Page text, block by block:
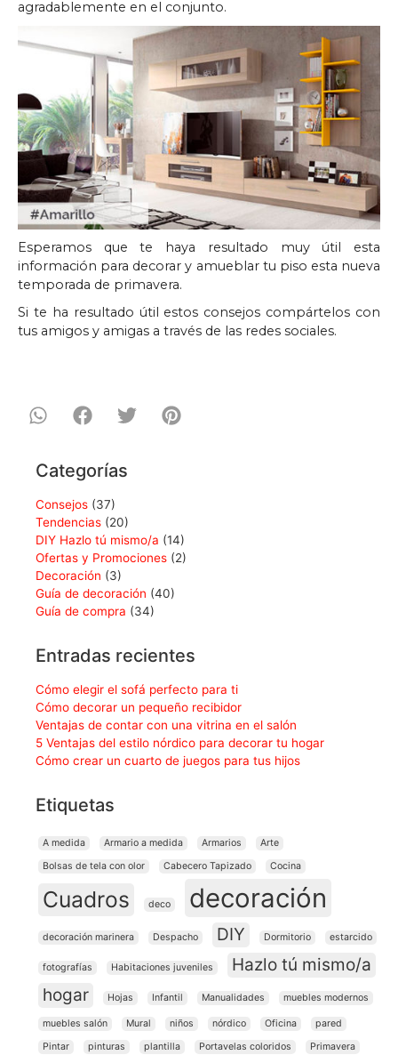
agradablemente en el conjunto.
Esperamos que te haya resultado muy útil esta
información para decorar y amueblar tu piso esta nueva
temporada de primavera.
Si te ha resultado útil estos consejos compártelos con
tus amigos y amigas a través de las redes sociales.
Categorías
Consejos (37)
Tendencias (20)
DIY Hazlo tú mismo/a (14)
Ofertas y Promociones (2)
Decoración (3)
Guía de decoración (40)
Guía de compra (34)
Entradas recientes
Cómo elegir el sofá perfecto para ti
Cómo decorar un pequeño recibidor
Ventajas de contar con una vitrina en el salón
5 Ventajas del estilo nórdico para decorar tu hogar
Cómo crear un cuarto de juegos para tus hijos
Etiquetas
A medida Armario a medida Armarios
Arte
Bolsas de tela con olor
Cabecero Tapizado Cocina
Cuadros deco decoración
decoración marinera Despacho DIY Dormitorio estarcido
fotografías Habitaciones juveniles
Hazlo tú mismo/a
hogar
Hojas Infantil Manualidades muebles modernos
muebles salón Mural niños nórdico Oficina
pared
Pintar
pinturas plantilla Portavelas coloridos
Primavera